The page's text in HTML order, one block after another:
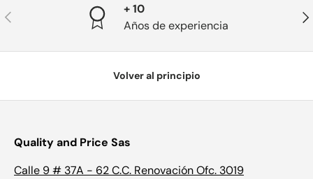
Anterior
+ 10
Años de experiencia
Volver al principio
Quality and Price Sas
Calle 9 # 37A - 62 C.C. Renovación Ofc. 3019